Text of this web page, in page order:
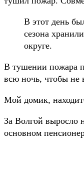
В этот день
сезона
округе.
В тушении пожара
всю ночь, чтобы не
Мой домик,
За Волгой выросло
основном